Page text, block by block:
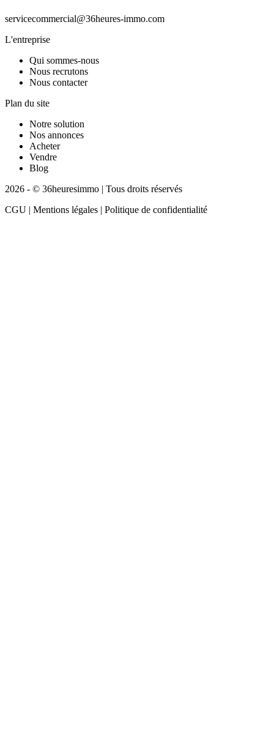
servicecommercial@36heures-immo.com
L'entreprise
Qui sommes-nous
Nous recrutons
Nous contacter
Plan du site
Notre solution
Nos annonces
Acheter
Vendre
Blog
2026 - © 36heuresimmo | Tous droits réservés
CGU | Mentions légales | Politique de confidentialité